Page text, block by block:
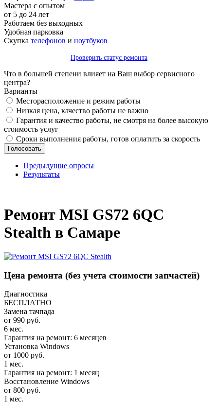
Мастера с опытом
от 5 до 24 лет
Работаем без выходных
Удобная парковка
Скупка телефонов и ноутбуков
Проверить статус ремонта
Что в большей степени влияет на Ваш выбор сервисного
центра?
Варианты
Месторасположение и режим работы
Низкая цена, качество работы не важно
Гарантия и качество работы, не смотря на более высокую
стоимость услуг
Сроки выполнения работы, готов оплатить за скорость
Предыдущие опросы
Результаты
Ремонт MSI GS72 6QC
Stealth в Самаре
Цена ремонта (без учета стоимости запчастей)
Диагностика
БЕСПЛАТНО
Замена тачпада
от 990 руб.
6 мес.
Гарантия на ремонт: 6 месяцев
Установка Windows
от 1000 руб.
1 мес.
Гарантия на ремонт: 1 месяц
Восстановление Windows
от 800 руб.
1 мес.